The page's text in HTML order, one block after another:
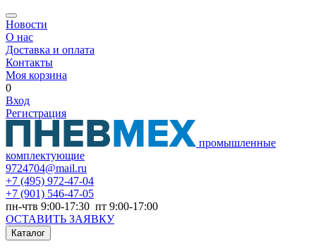
Новости
О нас
Доставка и оплата
Контакты
Моя корзина
0
Вход
Регистрация
промышленные
комплектующие
9724704@mail.ru
+7 (495) 972-47-04
+7 (901) 546-47-05
пн-чтв 9:00-17:30 пт 9:00-17:00
ОСТАВИТЬ ЗАЯВКУ
Каталог